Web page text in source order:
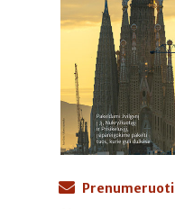
Prenumeruoti